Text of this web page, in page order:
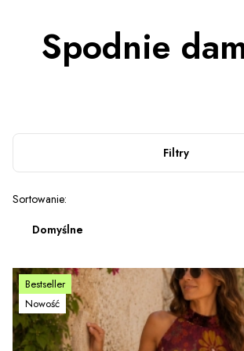
Spodnie
Filtry
Lista produktów
Sortowanie:
Domyślne
Bestseller
Nowość